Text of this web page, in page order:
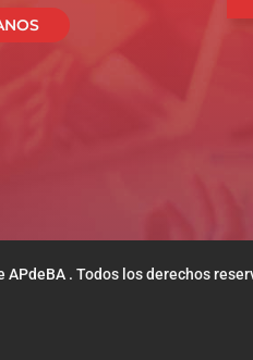
. Todos los derechos